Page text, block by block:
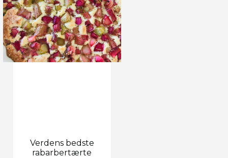
Verdens bedste
rabarbertærte